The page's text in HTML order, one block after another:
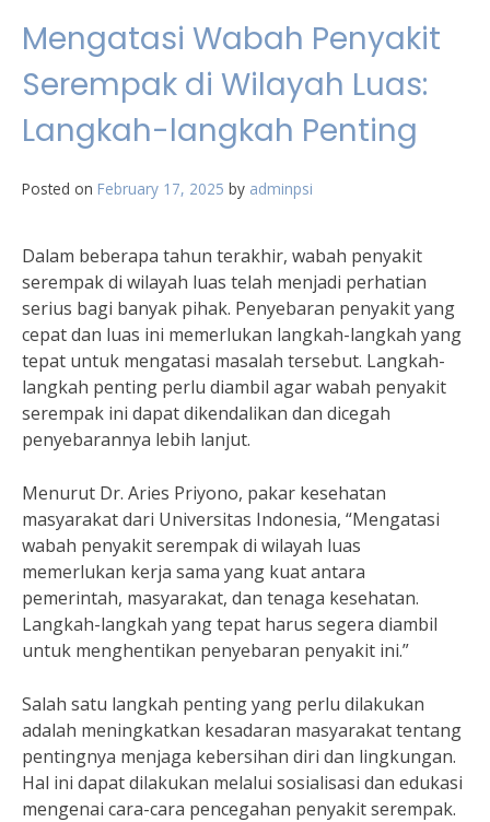
Mengatasi Wabah Penyakit
Serempak di Wilayah Luas:
Langkah-langkah Penting
Posted on February 17, 2025 by adminpsi
Dalam beberapa tahun terakhir, wabah penyakit
serempak di wilayah luas telah menjadi perhatian
serius bagi banyak pihak. Penyebaran penyakit yang
cepat dan luas ini memerlukan langkah-langkah yang
tepat untuk mengatasi masalah tersebut. Langkah-
langkah penting perlu diambil agar wabah penyakit
serempak ini dapat dikendalikan dan dicegah
penyebarannya lebih lanjut.
Menurut Dr. Aries Priyono, pakar kesehatan
masyarakat dari Universitas Indonesia, “Mengatasi
wabah penyakit serempak di wilayah luas
memerlukan kerja sama yang kuat antara
pemerintah, masyarakat, dan tenaga kesehatan.
Langkah-langkah yang tepat harus segera diambil
untuk menghentikan penyebaran penyakit ini.”
Salah satu langkah penting yang perlu dilakukan
adalah meningkatkan kesadaran masyarakat tentang
pentingnya menjaga kebersihan diri dan lingkungan.
Hal ini dapat dilakukan melalui sosialisasi dan edukasi
mengenai cara-cara pencegahan penyakit serempak.